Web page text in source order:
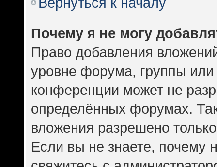
Почему я не могу
Право добавления
уровне форума, группы или
конференции может не
определённых форумах.
вложения разрешено
Если вы не знаете, почему